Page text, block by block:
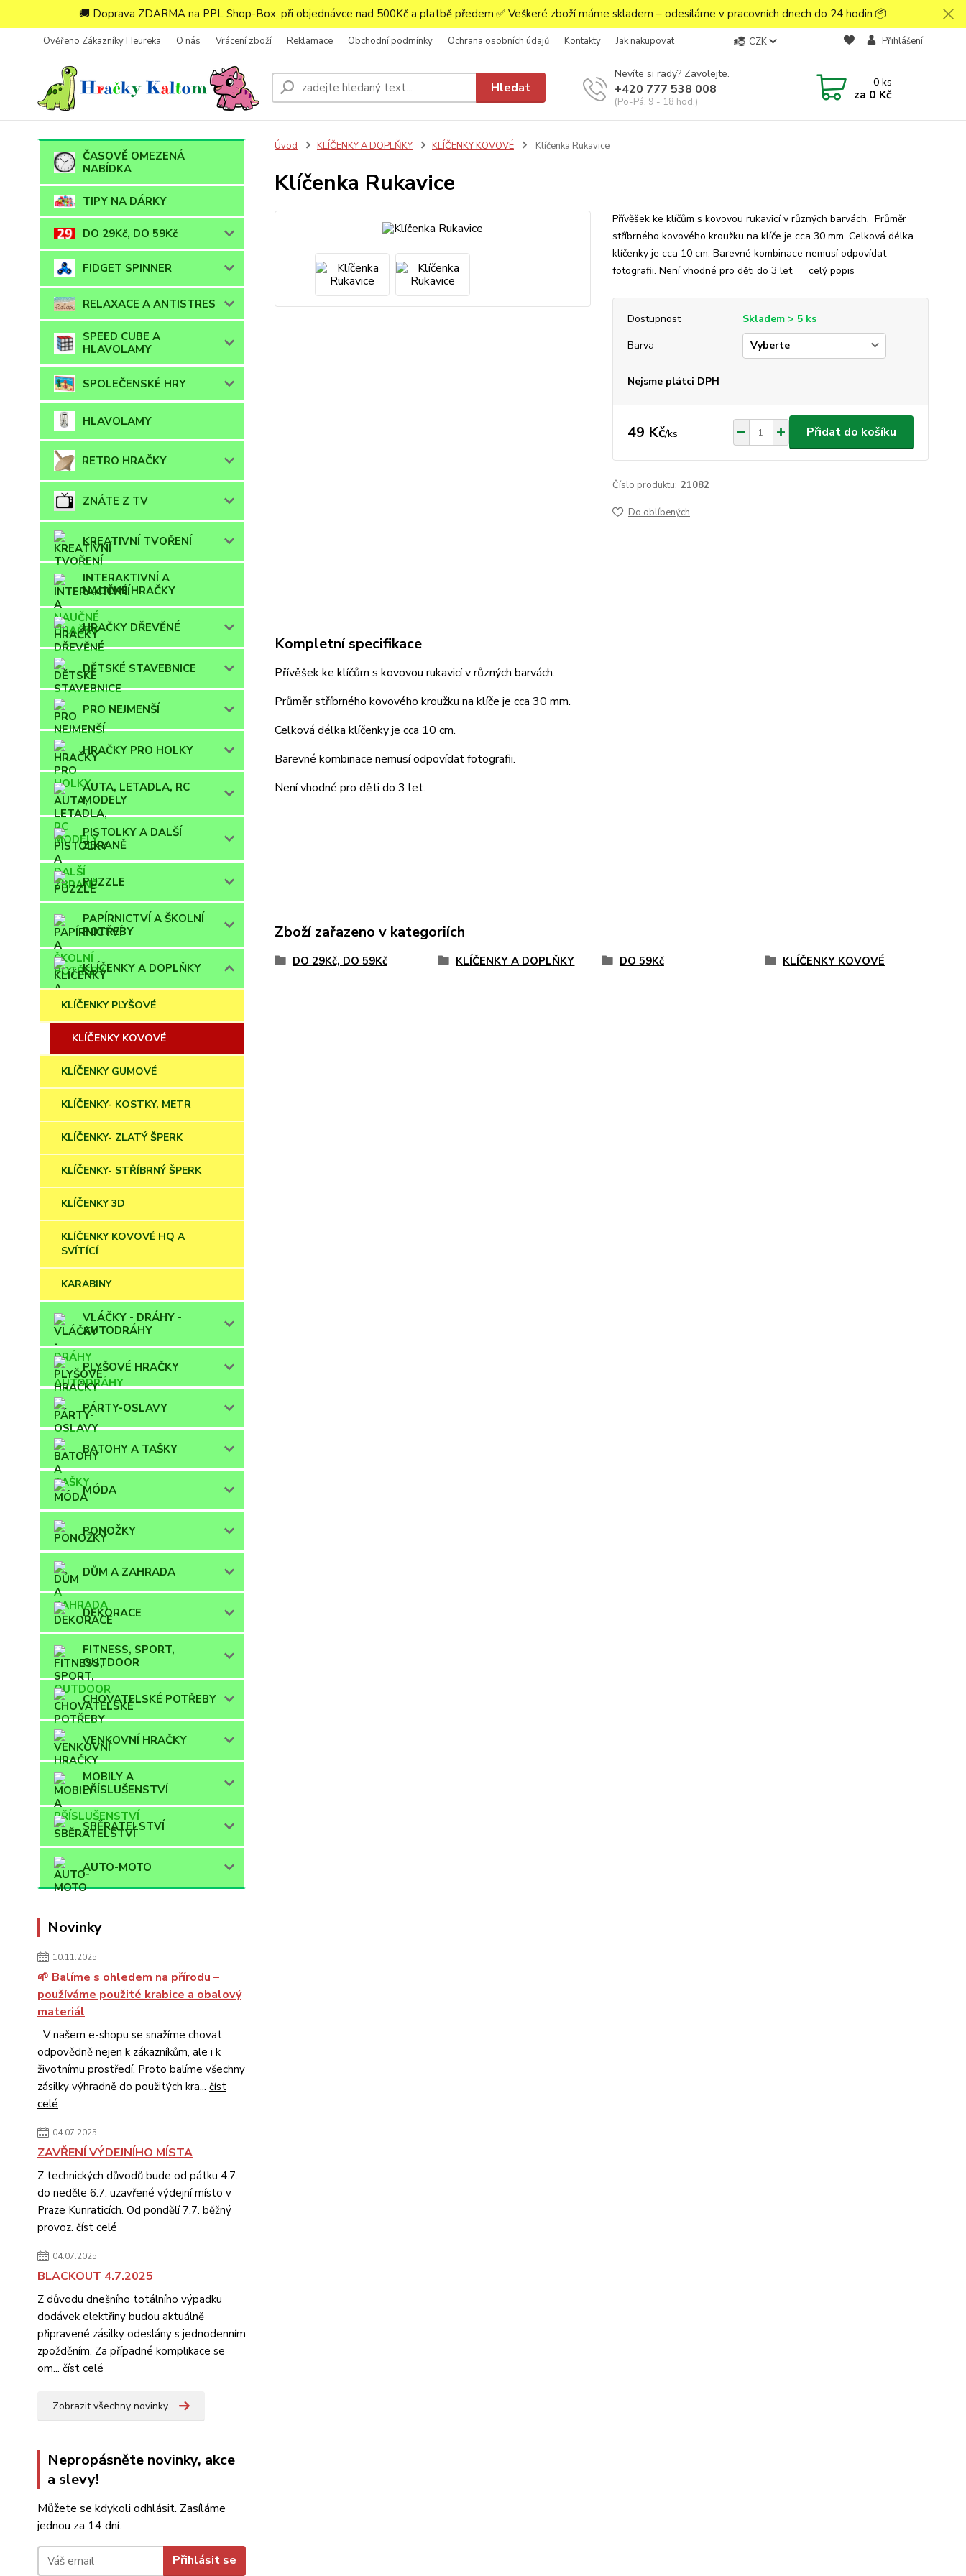
🚚 Doprava ZDARMA na PPL Shop-Box, při objednávce nad 500Kč a platbě předem.✅ Veškeré zboží máme skladem – odesíláme v pracovních dnech do 24 hodin.📦
Ověřeno Zákazníky Heureka O nás Vrácení zboží Reklamace Obchodní podmínky Ochrana osobních údajů Kontakty Jak nakupovat CZK Přihlášení
Hledat
Nevíte si rady? Zavolejte.
+420 777 538 008
(Po-Pá, 9 - 18 hod.)
0ks
za 0 Kč
ČASOVĚ OMEZENÁ
NABÍDKA
TIPY NA DÁRKY
DO 29Kč, DO 59Kč
FIDGET SPINNER
RELAXACE A ANTISTRES
SPEED CUBE A
HLAVOLAMY
SPOLEČENSKÉ HRY
HLAVOLAMY
RETRO HRAČKY
ZNÁTE Z TV
KREATIVNÍ TVOŘENÍ
INTERAKTIVNÍ A
NAUČNÉ HRAČKY
HRAČKY DŘEVĚNÉ
DĚTSKÉ STAVEBNICE
PRO NEJMENŠÍ
HRAČKY PRO HOLKY
AUTA, LETADLA, RC
MODELY
PISTOLKY A DALŠÍ
ZBRANĚ
PUZZLE
PAPÍRNICTVÍ A ŠKOLNÍ
POTŘEBY
KLÍČENKY A DOPLŇKY
KLÍČENKY PLYŠOVÉ
KLÍČENKY KOVOVÉ
KLÍČENKY GUMOVÉ
KLÍČENKY- KOSTKY, METR
KLÍČENKY- ZLATÝ ŠPERK
KLÍČENKY- STŘÍBRNÝ ŠPERK
KLÍČENKY 3D
KLÍČENKY KOVOVÉ HQ A
SVÍTÍCÍ
KARABINY
VLÁČKY - DRÁHY -
AUTODRÁHY
PLYŠOVÉ HRAČKY
PÁRTY-OSLAVY
BATOHY A TAŠKY
MÓDA
PONOŽKY
DŮM A ZAHRADA
DEKORACE
FITNESS, SPORT,
OUTDOOR
CHOVATELSKÉ POTŘEBY
VENKOVNÍ HRAČKY
MOBILY A
PŘÍSLUŠENSTVÍ
SBĚRATELSTVÍ
AUTO-MOTO
Novinky
10.11.2025
🌱 Balíme s ohledem na přírodu –
používáme použité krabice a obalový
materiál
V našem e-shopu se snažíme chovat
odpovědně nejen k zákazníkům, ale i k
životnímu prostředí. Proto balíme všechny
zásilky výhradně do použitých kra... číst
celé
04.07.2025
ZAVŘENÍ VÝDEJNÍHO MÍSTA
Z technických důvodů bude od pátku 4.7.
do neděle 6.7. uzavřené výdejní místo v
Praze Kunraticích. Od pondělí 7.7. běžný
provoz. číst celé
04.07.2025
BLACKOUT 4.7.2025
Z důvodu dnešního totálního výpadku
dodávek elektřiny budou aktuálně
připravené zásilky odeslány s jednodenním
zpožděním. Za případné komplikace se
om... číst celé
Zobrazit všechny novinky
Nepropásněte novinky, akce
a slevy!
Můžete se kdykoli odhlásit. Zasíláme
jednou za 14 dní.
Přihlásit se
Úvod KLÍČENKY A DOPLŇKY KLÍČENKY KOVOVÉ Klíčenka Rukavice
Klíčenka Rukavice
Přívěšek ke klíčům s kovovou rukavicí v různých barvách. Průměr
stříbrného kovového kroužku na klíče je cca 30 mm. Celková délka
klíčenky je cca 10 cm. Barevné kombinace nemusí odpovídat
fotografii. Není vhodné pro děti do 3 let. celý popis
Dostupnost
Skladem > 5 ks
Barva
Nejsme plátci DPH
49 Kč/ks Přidat do košíku
Číslo produktu: 21082
Do oblíbených
Kompletní specifikace
Přívěšek ke klíčům s kovovou rukavicí v různých barvách.
Průměr stříbrného kovového kroužku na klíče je cca 30 mm.
Celková délka klíčenky je cca 10 cm.
Barevné kombinace nemusí odpovídat fotografii.
Není vhodné pro děti do 3 let.
Zboží zařazeno v kategoriích
DO 29Kč, DO 59Kč KLÍČENKY A DOPLŇKY DO 59Kč KLÍČENKY KOVOVÉ